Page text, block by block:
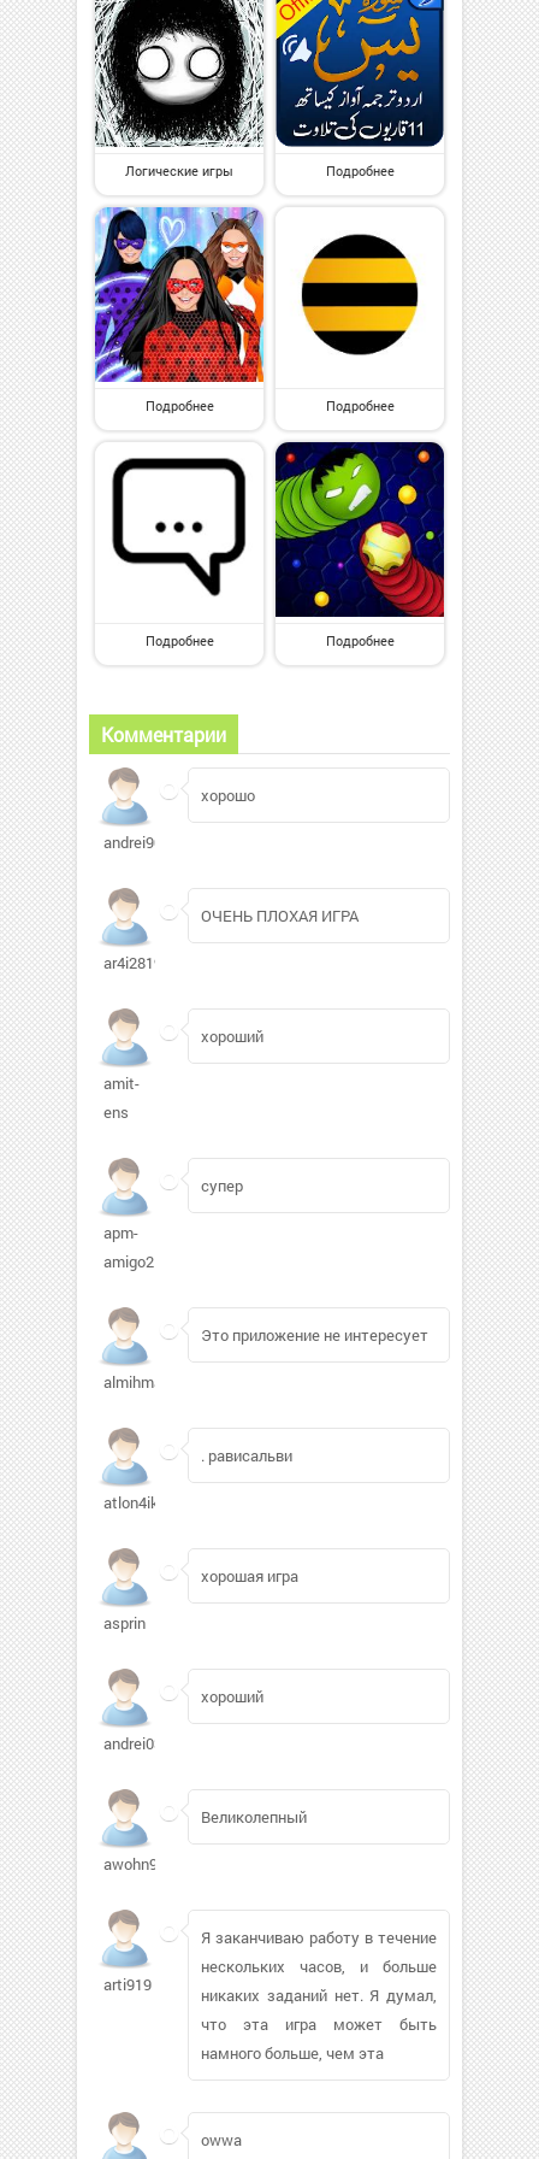
Логические игры Подробнее
Подробнее Подробнее
Подробнее Подробнее
Комментарии
andrei90us126
хорошо
ar4i281994
ОЧЕНЬ ПЛОХАЯ ИГРА
amit-
ens
хороший
apm-
amigo255
супер
almihmark
Это приложение не интересует
atlon4ik
. рависальви
asprin
хорошая игра
andrei03
хороший
awohn947
Великолепный
arti919
Я заканчиваю работу в течение
нескольких часов, и больше
никаких заданий нет. Я думал,
что эта игра может быть
намного больше, чем эта
owwa